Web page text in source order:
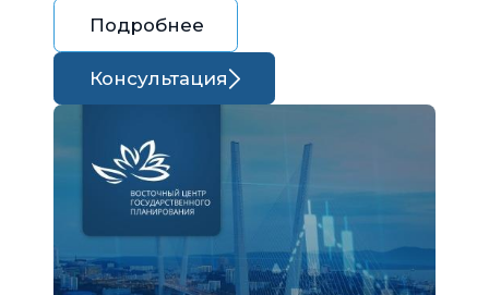
Подробнее
Консультация